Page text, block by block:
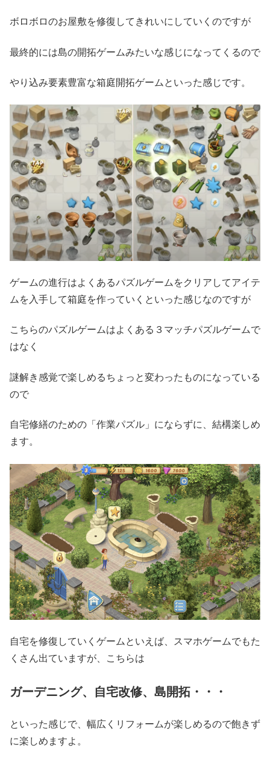
ボロボロのお屋敷を修復してきれいにしていくのですが
最終的には島の開拓ゲームみたいな感じになってくるので
やり込み要素豊富な箱庭開拓ゲームといった感じです。
ゲームの進行はよくあるパズルゲームをクリアしてアイテ
ムを入手して箱庭を作っていくといった感じなのですが
こちらのパズルゲームはよくある３マッチパズルゲームで
はなく
謎解き感覚で楽しめるちょっと変わったものになっている
ので
自宅修繕のための「作業パズル」にならずに、結構楽しめ
ます。
自宅を修復していくゲームといえば、スマホゲームでもた
くさん出ていますが、こちらは
ガーデニング、自宅改修、島開拓・・・
といった感じで、幅広くリフォームが楽しめるので飽きず
に楽しめますよ。